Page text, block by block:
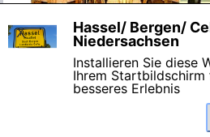
Hassel/ Bergen/
Niedersachsen
Installieren Sie diese
Ihrem Startbildschirm
besseres Erlebnis
X